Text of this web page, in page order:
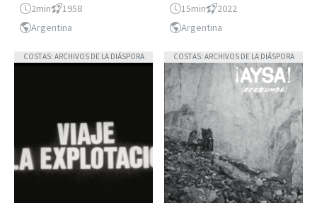
2min
1958
Argentina
15min
2022
Argentina
COSTAS: ARCHIVOS DE LA DIÁSPORA COSTAS: ARCHIVOS DE LA DIÁSPORA